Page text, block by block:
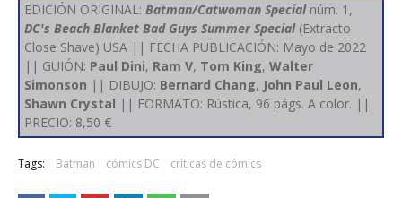
EDICIÓN ORIGINAL: Batman/Catwoman Specialnúm. 1,
DC's Beach Blanket Bad Guys Summer Special (Extracto
Close Shave) USA || FECHA PUBLICACIÓN: Mayo de 2022
|| GUIÓN: Paul Dini, Ram V, Tom King, Walter
Simonson || DIBUJO: Bernard Chang, John Paul Leon,
Shawn Crystal || FORMATO: Rústica, 96 págs. A color. ||
PRECIO: 8,50 €
Tags: Batman cómics DC críticas de cómics